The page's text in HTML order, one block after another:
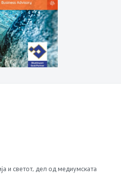
и светот, дел од медиумската